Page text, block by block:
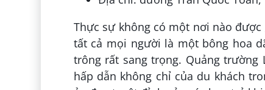
Thực sự không có một nơi nào được
tất cả mọi người là một bông hoa
trông rất sang trọng. Quảng
hấp dẫn không chỉ của du khách